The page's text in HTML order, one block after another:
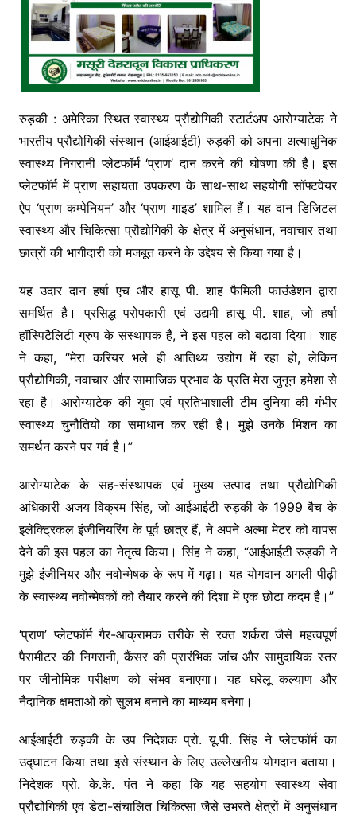
रुड़की : अमेरिका स्थित स्वास्थ्य प्रौद्योगिकी स्टार्टअप आरोग्याटेक ने
भारतीय प्रौद्योगिकी संस्थान (आईआईटी) रुड़की को अपना अत्याधुनिक
स्वास्थ्य निगरानी प्लेटफॉर्म ‘प्राण’ दान करने की घोषणा की है। इस
प्लेटफॉर्म में प्राण सहायता उपकरण के साथ-साथ सहयोगी सॉफ्टवेयर
ऐप ‘प्राण कम्पेनियन’ और ‘प्राण गाइड’ शामिल हैं। यह दान डिजिटल
स्वास्थ्य और चिकित्सा प्रौद्योगिकी के क्षेत्र में अनुसंधान, नवाचार तथा
छात्रों की भागीदारी को मजबूत करने के उद्देश्य से किया गया है।
यह उदार दान हर्षा एच और हासू पी. शाह फैमिली फाउंडेशन द्वारा
समर्थित है। प्रसिद्ध परोपकारी एवं उद्यमी हासू पी. शाह, जो हर्षा
हॉस्पिटैलिटी ग्रुप के संस्थापक हैं, ने इस पहल को बढ़ावा दिया। शाह
ने कहा, “मेरा करियर भले ही आतिथ्य उद्योग में रहा हो, लेकिन
प्रौद्योगिकी, नवाचार और सामाजिक प्रभाव के प्रति मेरा जुनून हमेशा से
रहा है। आरोग्याटेक की युवा एवं प्रतिभाशाली टीम दुनिया की गंभीर
स्वास्थ्य चुनौतियों का समाधान कर रही है। मुझे उनके मिशन का
समर्थन करने पर गर्व है।”
आरोग्याटेक के सह-संस्थापक एवं मुख्य उत्पाद तथा प्रौद्योगिकी
अधिकारी अजय विक्रम सिंह, जो आईआईटी रुड़की के 1999 बैच के
इलेक्ट्रिकल इंजीनियरिंग के पूर्व छात्र हैं, ने अपने अल्मा मेटर को वापस
देने की इस पहल का नेतृत्व किया। सिंह ने कहा, “आईआईटी रुड़की ने
मुझे इंजीनियर और नवोन्मेषक के रूप में गढ़ा। यह योगदान अगली पीढ़ी
के स्वास्थ्य नवोन्मेषकों को तैयार करने की दिशा में एक छोटा कदम है।”
‘प्राण’ प्लेटफॉर्म गैर-आक्रामक तरीके से रक्त शर्करा जैसे महत्वपूर्ण
पैरामीटर की निगरानी, कैंसर की प्रारंभिक जांच और सामुदायिक स्तर
पर जीनोमिक परीक्षण को संभव बनाएगा। यह घरेलू कल्याण और
नैदानिक क्षमताओं को सुलभ बनाने का माध्यम बनेगा।
आईआईटी रुड़की के उप निदेशक प्रो. यू.पी. सिंह ने प्लेटफॉर्म का
उद्घाटन किया तथा इसे संस्थान के लिए उल्लेखनीय योगदान बताया।
निदेशक प्रो. के.के. पंत ने कहा कि यह सहयोग स्वास्थ्य सेवा
प्रौद्योगिकी एवं डेटा-संचालित चिकित्सा जैसे उभरते क्षेत्रों में अनुसंधान